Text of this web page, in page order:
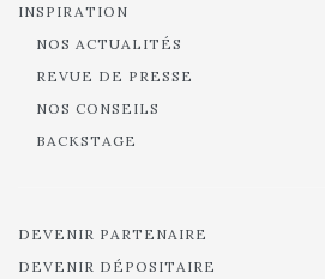
INSPIRATION
NOS ACTUALITÉS
REVUE DE PRESSE
NOS CONSEILS
BACKSTAGE
DEVENIR PARTENAIRE
DEVENIR DÉPOSITAIRE